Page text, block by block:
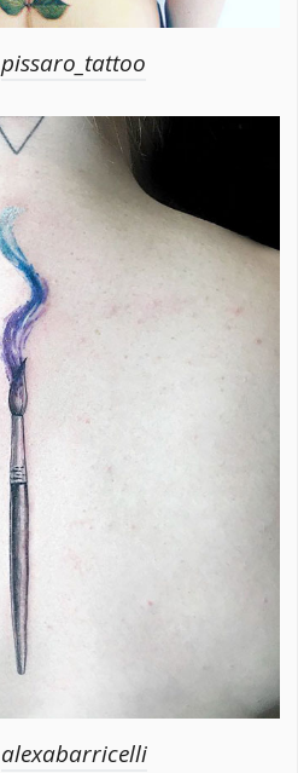
pissaro_tattoo
alexabarricelli